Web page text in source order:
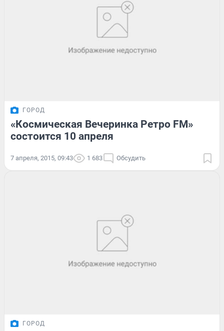
ГОРОД
«Космическая Вечеринка Ретро FM»
состоится 10 апреля
7 апреля, 2015, 09:43 1 683 Обсудить
ГОРОД